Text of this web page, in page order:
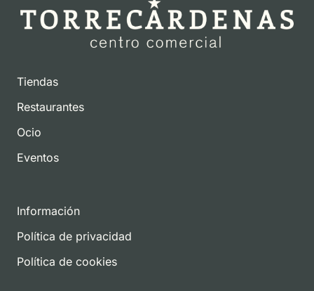
Tiendas
Restaurantes
Ocio
Eventos
Información
Política de privacidad
Política de cookies